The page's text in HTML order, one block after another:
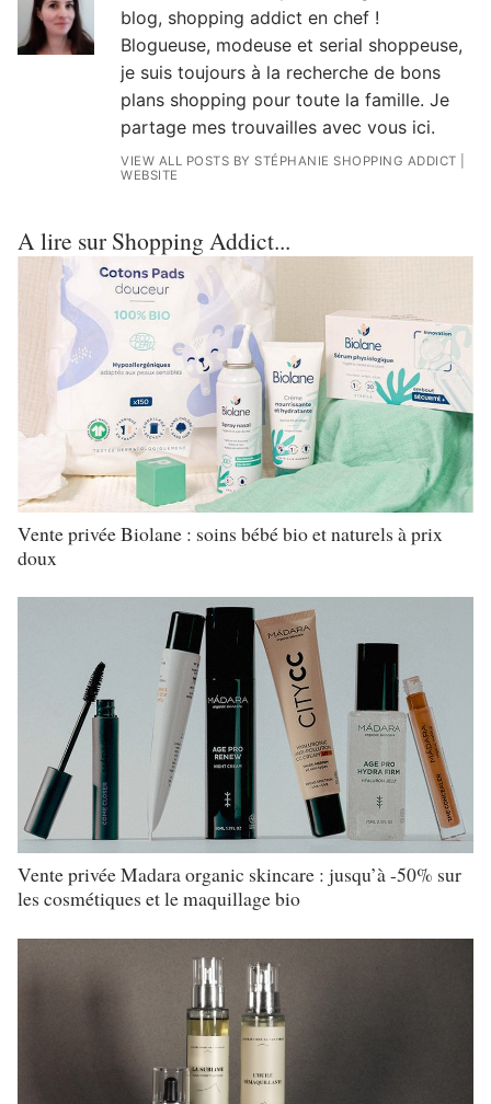
blog, shopping addict en chef !
Blogueuse, modeuse et serial shoppeuse,
je suis toujours à la recherche de bons
plans shopping pour toute la famille. Je
partage mes trouvailles avec vous ici.
VIEW ALL POSTS BY STÉPHANIE SHOPPING ADDICT
WEBSITE
A lire sur Shopping Addict...
Vente privée Biolane : soins bébé bio et naturels à prix
doux
Vente privée Madara organic skincare : jusqu’à -50% sur
les cosmétiques et le maquillage bio